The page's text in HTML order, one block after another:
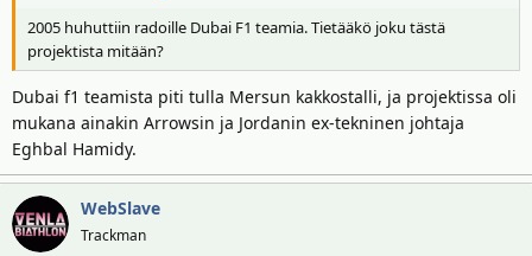
2005 huhuttiin radoille Dubai F1 teamia. Tietääkö joku tästä
projektista mitään?
Dubai f1 teamista piti tulla Mersun kakkostalli, ja projektissa oli
mukana ainakin Arrowsin ja Jordanin ex-tekninen johtaja
Eghbal Hamidy.
WebSlave
Trackman